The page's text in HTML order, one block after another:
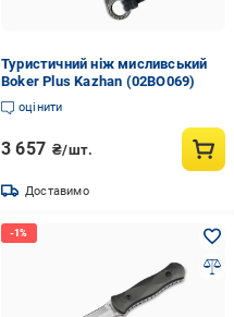
Туристичний ніж мисливський
Boker Plus Kazhan (02BO069)
оцінити
3 657 ₴/шт.
Доставимо